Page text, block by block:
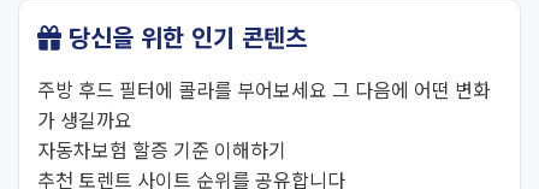
당신을 위한 인기 콘텐츠
주방 후드 필터에 콜라를 부어보세요 그 다음에 어떤 변화
가 생길까요
자동차보험 할증 기준 이해하기
추천 토렌트 사이트 순위를 공유합니다